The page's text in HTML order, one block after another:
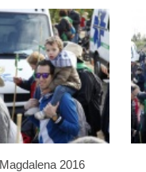
Magdalena 2016